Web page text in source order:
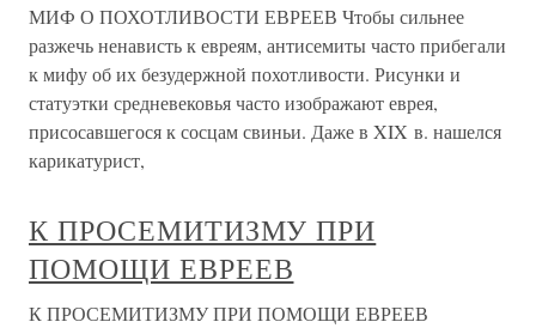
МИФ О ПОХОТЛИВОСТИ ЕВРЕЕВ Чтобы сильнее
разжечь ненависть к евреям, антисемиты часто прибегали
к мифу об их безудержной похотливости. Рисунки и
статуэтки средневековья часто изображают еврея,
присосавшегося к сосцам свиньи. Даже в XIX в. нашелся
карикатурист,
К ПРОСЕМИТИЗМУ ПРИ
ПОМОЩИ ЕВРЕЕВ
К ПРОСЕМИТИЗМУ ПРИ ПОМОЩИ ЕВРЕЕВ